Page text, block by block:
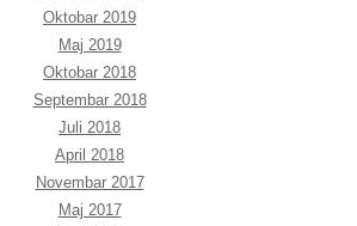
Oktobar 2019
Maj 2019
Oktobar 2018
Septembar 2018
Juli 2018
April 2018
Novembar 2017
Maj 2017